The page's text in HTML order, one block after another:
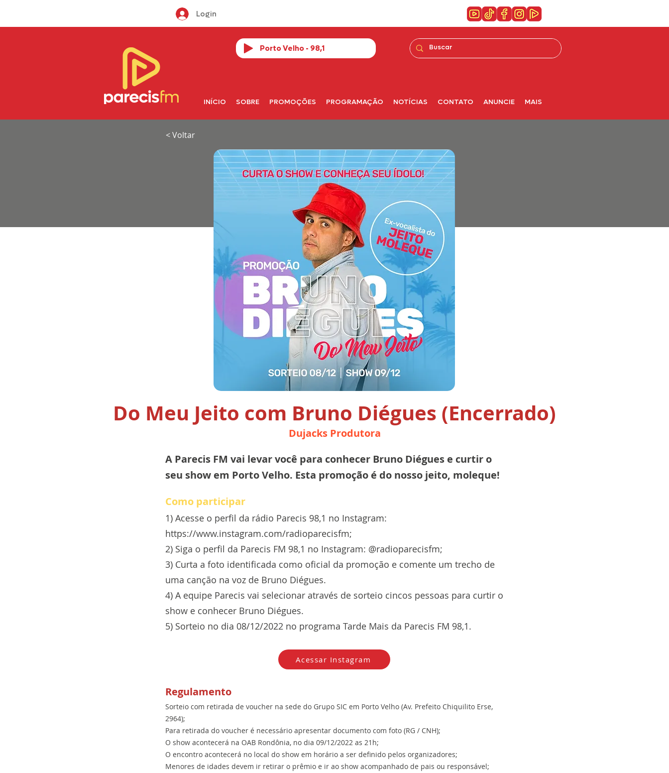
INÍCIO SOBRE PROMOÇÕES PROGRAMAÇÃO NOTÍCIAS CONTATO ANUNCIE MAIS
Login
Porto Velho - 98,1
< Voltar
Do Meu Jeito com Bruno Diégues (Encerrado)
Dujacks Produtora
A Parecis FM vai levar você para conhecer Bruno Diégues e curtir o
seu show em Porto Velho. Esta promoção é do nosso jeito, moleque!
Como participar
1) Acesse o perfil da rádio Parecis 98,1 no Instagram:
https://www.instagram.com/radioparecisfm;
2) Siga o perfil da Parecis FM 98,1 no Instagram: @radioparecisfm;
3) Curta a foto identificada como oficial da promoção e comente um trecho de
uma canção na voz de Bruno Diégues.
4) A equipe Parecis vai selecionar através de sorteio cincos pessoas para curtir o
show e conhecer Bruno Diégues.
5) Sorteio no dia 08/12/2022 no programa Tarde Mais da Parecis FM 98,1.
Acessar Instagram
Regulamento
Sorteio com retirada de voucher na sede do Grupo SIC em Porto Velho (Av. Prefeito Chiquilito Erse,
2964);
Para retirada do voucher é necessário apresentar documento com foto (RG / CNH);
O show acontecerá na OAB Rondônia, no dia 09/12/2022 as 21h;
O encontro acontecerá no local do show em horário a ser definido pelos organizadores;
Menores de idades devem ir retirar o prêmio e ir ao show acompanhado de pais ou responsável;